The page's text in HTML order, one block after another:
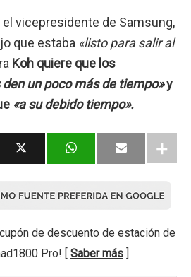
vicepresidente de Samsung,
que estaba «listo para salir al
Koh quiere que los
den un poco más de tiempo»y
«a su debido tiempo».
de descuento de estación de
Pro! [ Saber más]